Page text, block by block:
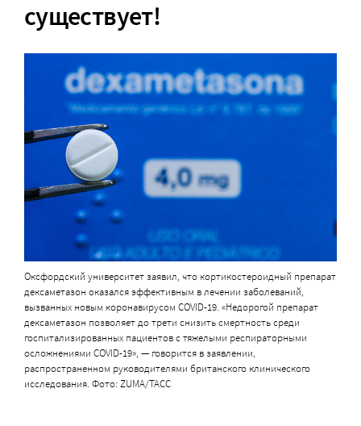
существует!
Оксфордский университет заявил, что кортикостероидный препарат
дексаметазон оказался эффективным в лечении заболеваний,
вызванных новым коронавирусом COVID-19. «Недорогой препарат
дексаметазон позволяет до трети снизить смертность среди
госпитализированных пациентов с тяжелыми респираторными
осложнениями COVID-19», — говорится в заявлении,
распространенном руководителями британского клинического
исследования. Фото: ZUMA/ТАСС